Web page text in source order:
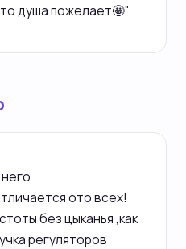
душа пожелает🤩"
ото всех!
без цыканья ,как
регуляторов